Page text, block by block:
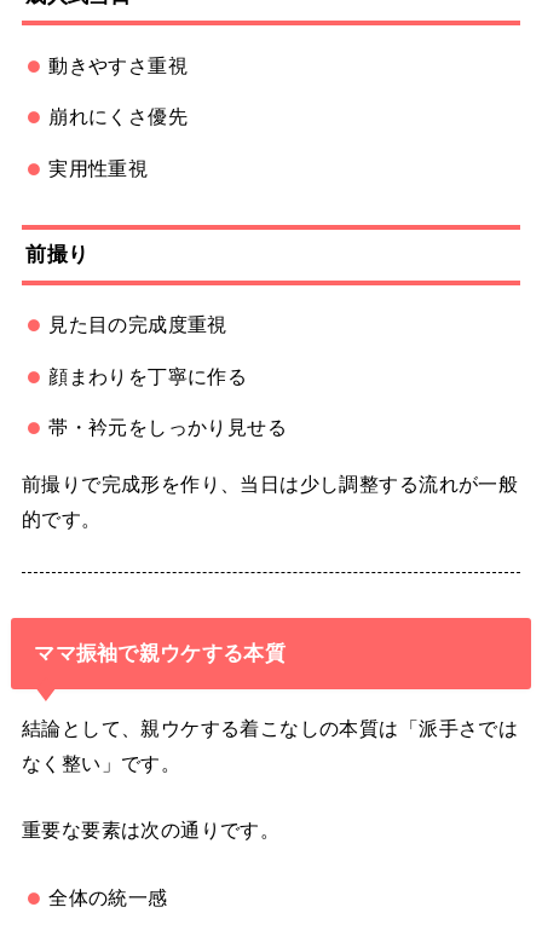
動きやすさ重視
崩れにくさ優先
実用性重視
前撮り
見た目の完成度重視
顔まわりを丁寧に作る
帯・衿元をしっかり見せる
前撮りで完成形を作り、当日は少し調整する流れが一般
的です。
ママ振袖で親ウケする本質
結論として、親ウケする着こなしの本質は「派手さでは
なく整い」です。
重要な要素は次の通りです。
全体の統一感